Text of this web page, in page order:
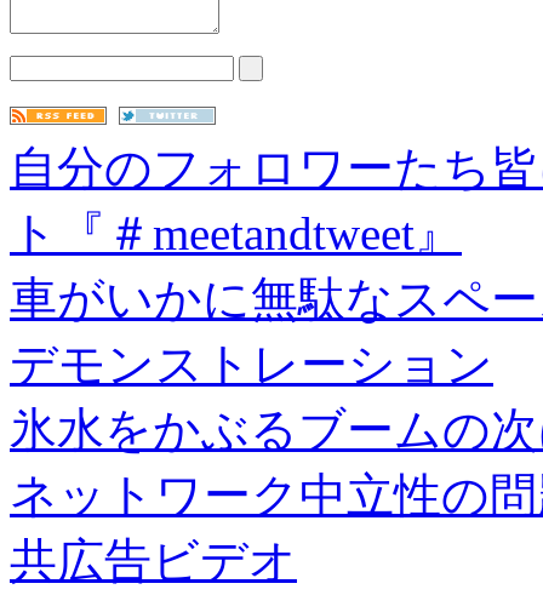
自分のフォロワーたち
ト『＃meetandtweet』
車がいかに無駄なスペ
デモンストレーション
氷水をかぶるブームの
ネットワーク中立性の
共広告ビデオ